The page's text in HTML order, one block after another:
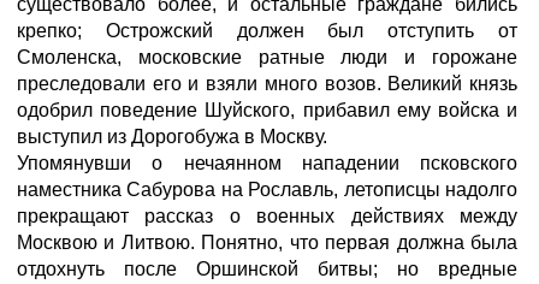
существовало более, и остальные граждане бились
крепко; Острожский должен был отступить от
Смоленска, московские ратные люди и горожане
преследовали его и взяли много возов. Великий князь
одобрил поведение Шуйского, прибавил ему войска и
выступил из Дорогобужа в Москву.
Упомянувши о нечаянном нападении псковского
наместника Сабурова на Рославль, летописцы надолго
прекращают рассказ о военных действиях между
Москвою и Литвою. Понятно, что первая должна была
отдохнуть после Оршинской битвы; но вредные